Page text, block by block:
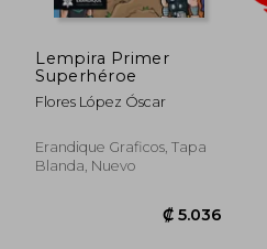
Lempira Primer
Superhéroe
Flores López Óscar
Erandique Graficos, Tapa
Blanda, Nuevo